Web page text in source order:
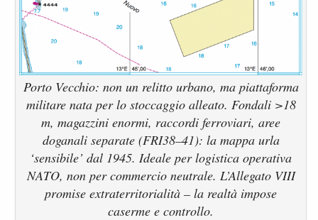
Porto Vecchio: non un relitto urbano, ma piattaforma
militare nata per lo stoccaggio alleato. Fondali >18
m, magazzini enormi, raccordi ferroviari, aree
doganali separate (FRI38–41): la mappa urla
‘sensibile’ dal 1945. Ideale per logistica operativa
NATO, non per commercio neutrale. L’Allegato VIII
promise extraterritorialità – la realtà impose
caserme e controllo.